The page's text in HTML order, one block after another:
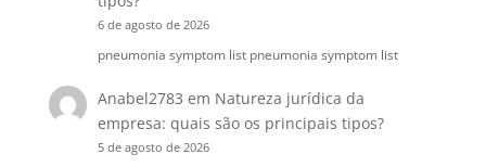
6 de agosto de 2026
pneumonia symptom list pneumonia symptom list
Anabel2783 em Natureza jurídica da
empresa: quais são os principais tipos?
5 de agosto de 2026